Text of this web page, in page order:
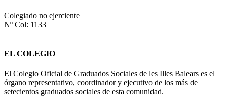
Colegiado no ejerciente
Nº Col: 1133
EL COLEGIO
El Colegio Oficial de Graduados Sociales de les Illes Balears es el
órgano representativo, coordinador y ejecutivo de los más de
setecientos graduados sociales de esta comunidad.